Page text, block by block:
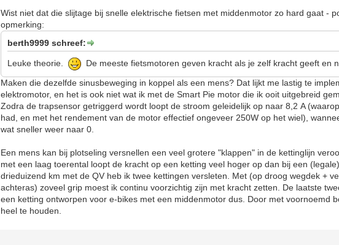
Wist niet dat die slijtage bij snelle elektrische fietsen met middenmotor zo hard gaat -
opmerking:
berth9999 schreef:
Leuke theorie.
De meeste fietsmotoren geven kracht als je zelf kracht geeft en
Maken die dezelfde sinusbeweging in koppel als een mens? Dat lijkt me lastig te
elektromotor, en het is ook niet wat ik met de Smart Pie motor die ik ooit uitgebreid
Zodra de trapsensor getriggerd wordt loopt de stroom geleidelijk op naar 8,2 A
had, en met het rendement van de motor effectief ongeveer 250W op het wiel),
wat sneller weer naar 0.
Een mens kan bij plotseling versnellen een veel grotere "klappen" in de kettinglijn
met een laag toerental loopt de kracht op een ketting veel hoger op dan bij een
drieduizend km met de QV heb ik twee kettingen versleten. Met (op droog wegdek +
achteras) zoveel grip moest ik continu voorzichtig zijn met kracht zetten. De laatste
een ketting ontworpen voor e-bikes met een middenmotor dus. Door met voornoemd
heel te houden.